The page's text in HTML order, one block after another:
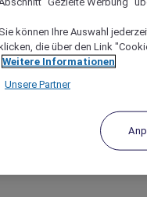
Sie können Ihre Auswahl
die über den Link
Weitere Informationen
Unsere Partner